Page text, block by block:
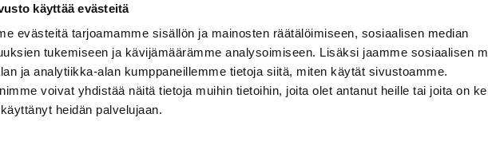
käyttää evästeitä
evästeitä tarjoamamme sisällön ja mainosten räätälöimiseen, sosiaalisen median
tukemiseen ja kävijämäärämme analysoimiseen. Lisäksi jaamme sosiaalisen
ja analytiikka-alan kumppaneillemme tietoja siitä, miten käytät sivustoamme.
voivat yhdistää näitä tietoja muihin tietoihin, joita olet antanut heille tai joita on
heidän palvelujaan.
Metsästyskortti-asiat
Oma riista -asiat
Lupa-asiat